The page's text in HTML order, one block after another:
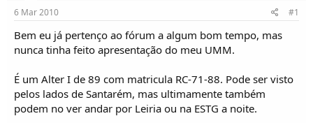
d
o
r
e
ó
p
i
í
c
6 Mar 2010 #1
Bem eu já pertenço ao fórum a algum bom tempo, mas
nunca tinha feito apresentação do meu UMM.
É um Alter I de 89 com matricula RC-71-88. Pode ser visto
pelos lados de Santarém, mas ultimamente também
podem no ver andar por Leiria ou na ESTG a noite.